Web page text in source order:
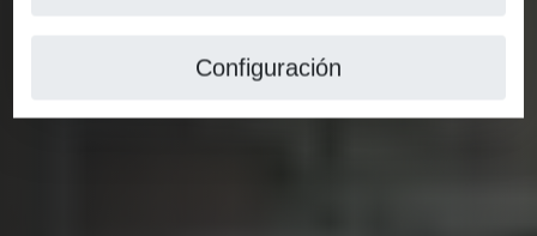
Configuración